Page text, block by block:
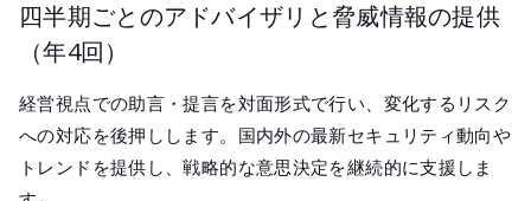
四半期ごとのアドバイザリと脅威情報の提供
（年4回）
経営視点での助言・提言を対面形式で行い、変化するリスク
への対応を後押しします。国内外の最新セキュリティ動向や
トレンドを提供し、戦略的な意思決定を継続的に支援しま